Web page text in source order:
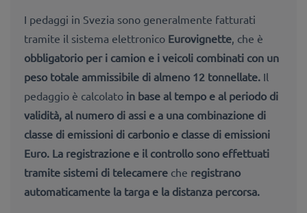
I pedaggi in Svezia sono generalmente fatturati
tramite il sistema elettronico Eurovignette, che è
obbligatorio per i camion e i veicoli combinati con un
peso totale ammissibile di almeno 12 tonnellate. Il
pedaggio è calcolato in base al tempo e al periodo di
validità, al numero di assi e a una combinazione di
classe di emissioni di carbonio e classe di emissioni
Euro. La registrazione e il controllo sono effettuati
tramite sistemi di telecamere che registrano
automaticamente la targa e la distanza percorsa.